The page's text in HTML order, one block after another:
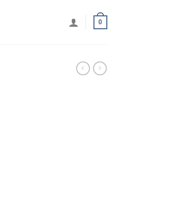
0
(20HR), WP18-12SHR, F3-M5 quantity